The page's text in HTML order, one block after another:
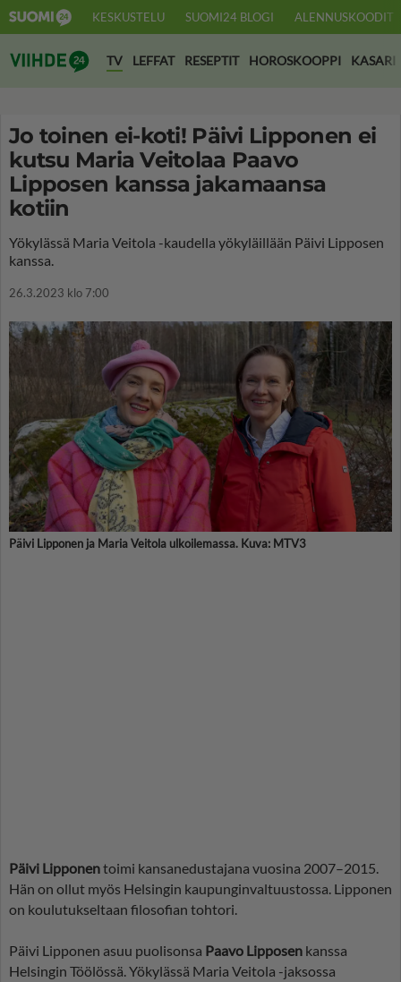
KESKUSTELU SUOMI24 BLOGI ALENNUSKOODIT
Suomi24 Viihde
TV LEFFAT RESEPTIT HOROSKOOPPI KASARI
Jo toinen ei-koti! Päivi Lipponen ei
kutsu Maria Veitolaa Paavo
Lipposen kanssa jakamaansa
kotiin
Yökylässä Maria Veitola -kaudella yökyläillään Päivi Lipposen
kanssa.
26.3.2023 klo 7:00
Päivi Lipponen ja Maria Veitola ulkoilemassa. Kuva: MTV3
Päivi Lipponentoimi kansanedustajana vuosina 2007–2015.
Hän on ollut myös Helsingin kaupunginvaltuustossa. Lipponen
on koulutukseltaan filosofian tohtori.
Päivi Lipponen asuu puolisonsa Paavo Lipposen kanssa
Helsingin Töölössä. Yökylässä Maria Veitola -jaksossa